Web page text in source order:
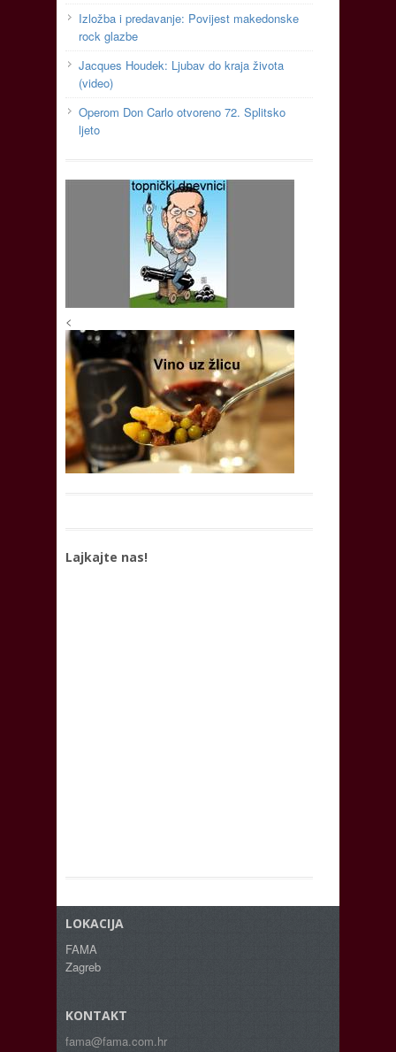
Izložba i predavanje: Povijest makedonske
rock glazbe
Jacques Houdek: Ljubav do kraja života
(video)
Operom Don Carlo otvoreno 72. Splitsko
ljeto
<
Lajkajte nas!
LOKACIJA
FAMA
Zagreb
KONTAKT
fama@fama.com.hr